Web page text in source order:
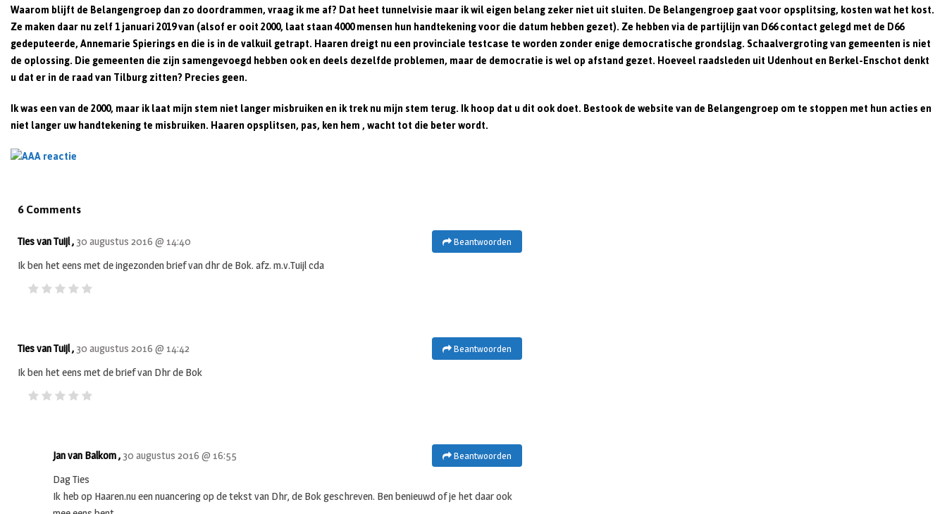
Waarom blijft de Belangengroep dan zo doordrammen, vraag ik me af? Dat heet tunnelvisie maar ik wil eigen belang zeker niet uit sluiten. De Belangengroep gaat voor opsplitsing, kosten wat het kost.
Ze maken daar nu zelf 1 januari 2019 van (alsof er ooit 2000, laat staan 4000 mensen hun handtekening voor die datum hebben gezet). Ze hebben via de partijlijn van D66 contact gelegd met de D66
gedeputeerde, Annemarie Spierings en die is in de valkuil getrapt. Haaren dreigt nu een provinciale testcase te worden zonder enige democratische grondslag. Schaalvergroting van gemeenten is niet
de oplossing. Die gemeenten die zijn samengevoegd hebben ook en deels dezelfde problemen, maar de democratie is wel op afstand gezet. Hoeveel raadsleden uit Udenhout en Berkel-Enschot denkt
u dat er in de raad van Tilburg zitten? Precies geen.
Ik was een van de 2000, maar ik laat mijn stem niet langer misbruiken enik trek nu mijn stem terug.Ik hoop dat u dit ook doet. Bestook de website van de Belangengroep om te stoppen met hun acties en
niet langer uw handtekening te misbruiken. Haaren opsplitsen, pas, ken hem , wacht tot die beter wordt.
6 Comments
Beantwoorden
Ties van Tuijl , 30 augustus 2016 @ 14:40
Ik ben het eens met de ingezonden brief van dhr de Bok. afz. m.v.Tuijl cda
Beantwoorden
Ties van Tuijl , 30 augustus 2016 @ 14:42
Ik ben het eens met de brief van Dhr de Bok
Beantwoorden
Jan van Balkom , 30 augustus 2016 @ 16:55
Dag Ties
Ik heb op Haaren.nu een nuancering op de tekst van Dhr, de Bok geschreven. Ben benieuwd of je het daar ook